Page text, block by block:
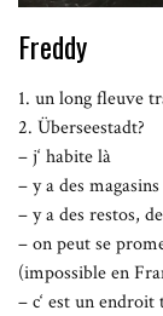
Freddy
1. un long fleuve
2. Überseestadt?
– j‘ habite là
– y a des
– y a des restos,
– on peut se
(impossible en
– c‘ est un